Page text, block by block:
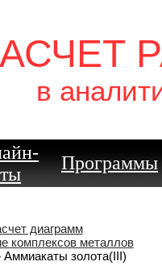
в
Программы
диаграмм
комплексов металлов
золота(III)